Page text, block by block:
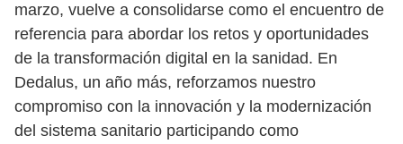
Español
marzo, vuelve a consolidarse como el encuentro de
referencia para abordar los retos y oportunidades
de la transformación digital en la sanidad. En
Dedalus, un año más, reforzamos nuestro
compromiso con la innovación y la modernización
del sistema sanitario participando como